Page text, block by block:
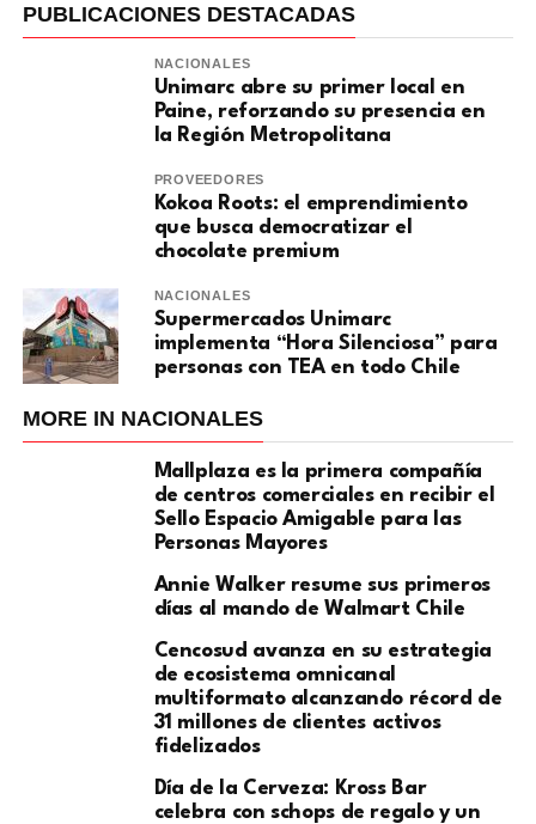
PUBLICACIONES DESTACADAS
NACIONALES
Unimarc abre su primer local en
Paine, reforzando su presencia en
la Región Metropolitana
PROVEEDORES
Kokoa Roots: el emprendimiento
que busca democratizar el
chocolate premium
NACIONALES
Supermercados Unimarc
implementa “Hora Silenciosa” para
personas con TEA en todo Chile
MORE IN NACIONALES
Mallplaza es la primera compañía
de centros comerciales en recibir el
Sello Espacio Amigable para las
Personas Mayores
Annie Walker resume sus primeros
días al mando de Walmart Chile
Cencosud avanza en su estrategia
de ecosistema omnicanal
multiformato alcanzando récord de
31 millones de clientes activos
fidelizados
Día de la Cerveza: Kross Bar
celebra con schops de regalo y un